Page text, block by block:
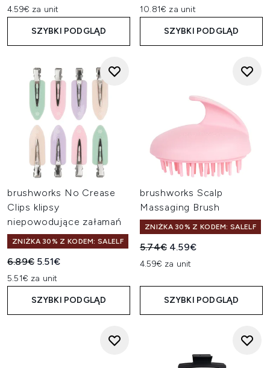
4.59€ za unit
SZYBKI PODGLĄD
10.81€ za unit
SZYBKI PODGLĄD
brushworks No Crease
Clips klipsy
niepowodujące załamań
ZNIŻKA 30% Z KODEM: SALELF
Sugerowana cena detaliczna:
6.89€ Aktualna cena:
5.51€
5.51€ za unit
SZYBKI PODGLĄD
brushworks Scalp
Massaging Brush
ZNIŻKA 30% Z KODEM: SALELF
Sugerowana cena
5.74€ Aktualna cena:
4.59€
4.59€ za unit
SZYBKI PODGLĄD